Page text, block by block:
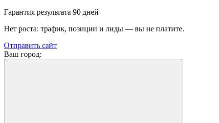
Гарантия результата 90 дней
Нет роста: трафик, позиции и лиды — вы не платите.
Отправить сайт
Ваш город: